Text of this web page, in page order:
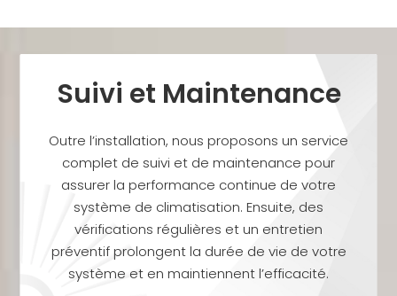
Suivi et Maintenance
Outre l’installation, nous proposons un service
complet de suivi et de maintenance pour
assurer la performance continue de votre
système de climatisation. Ensuite, des
vérifications régulières et un entretien
préventif prolongent la durée de vie de votre
système et en maintiennent l’efficacité.